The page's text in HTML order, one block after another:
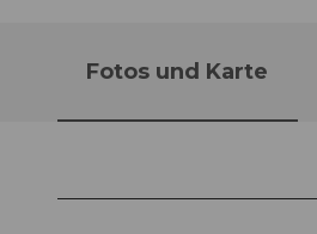
Fotos und Karte